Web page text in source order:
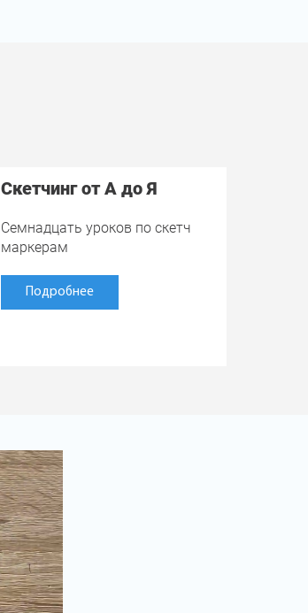
Скетчинг от А до Я
Семнадцать уроков по скетч
маркерам
Подробнее